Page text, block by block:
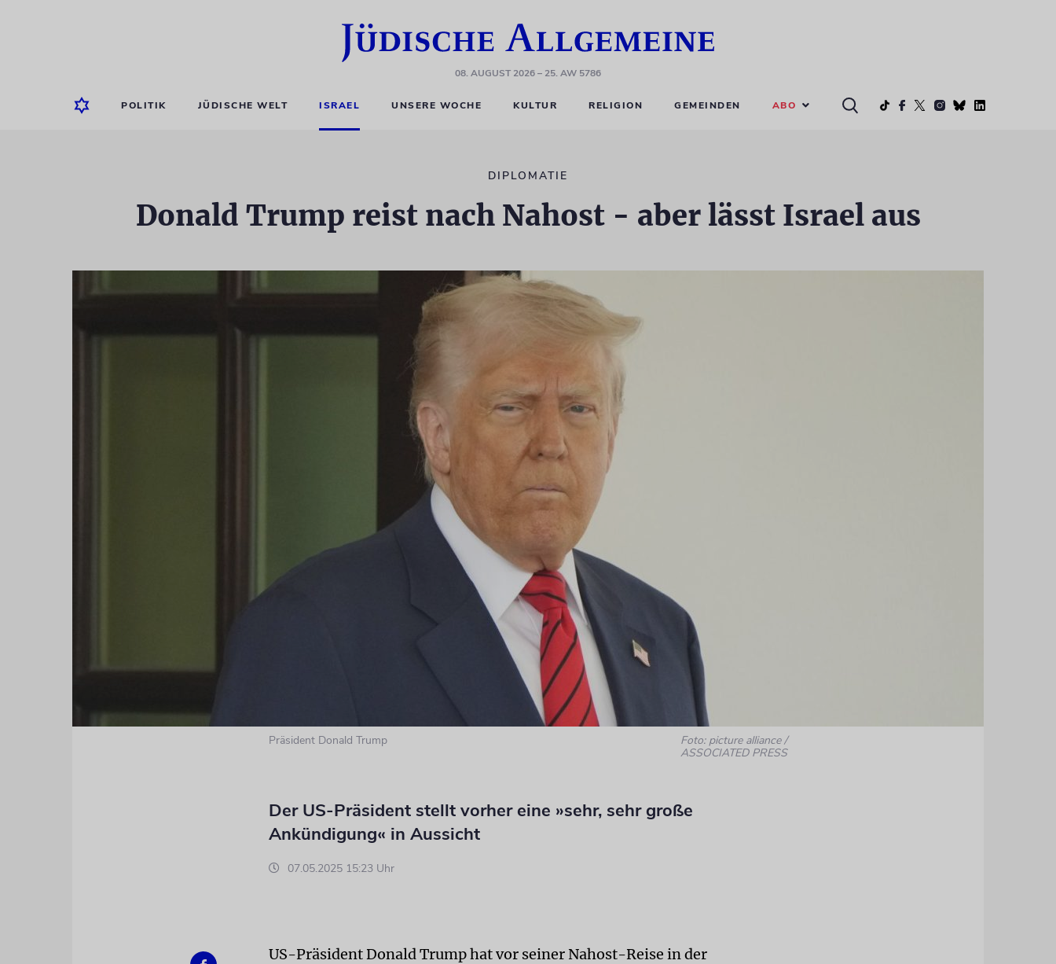
08. AUGUST 2026– 25. AW 5786
POLITIK JÜDISCHE WELT ISRAEL UNSERE WOCHE KULTUR RELIGION GEMEINDEN ABO
DIPLOMATIE
Donald Trump reist nach Nahost - aber lässt Israel aus
Präsident Donald Trump
Foto: picture alliance /
ASSOCIATED PRESS
Der US-Präsident stellt vorher eine »sehr, sehr große
Ankündigung« in Aussicht
07.05.2025 15:23 Uhr
US-Präsident Donald Trump hat vor seiner Nahost-Reise in der